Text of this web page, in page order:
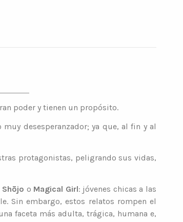
poder y tienen un propósito.
desesperanzador; ya que, al fin y al
protagonistas, peligrando sus vidas,
Shōjo o Magical Girl: jóvenes chicas a las
Sin embargo, estos relatos rompen el
faceta más adulta, trágica, humana e,